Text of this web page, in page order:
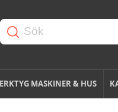
MASKINER & HUS